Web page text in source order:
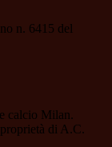
n. 6415 del
calcio Milan.
di A.C.